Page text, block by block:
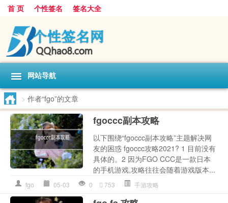
首 页 个性签名 签名大全
网站导航
> 作者“fgo”的文章
fgoccc副本攻略
以下围绕“fgoccc副本攻略”主题解决网
友的困惑 fgoccc攻略2021? 1 目前没有
具体的。2 因为FGO CCC是一款日本
的手机游戏,攻略往往会随着游戏版本...
fgo 05-03 0 753 手游攻略